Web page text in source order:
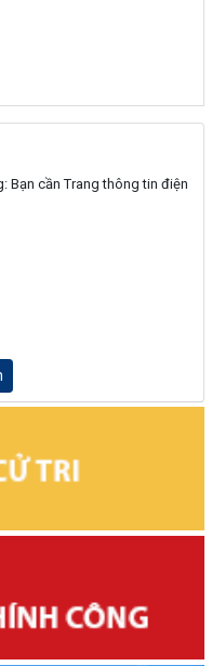
Bạn cần Trang thông tin điện
đất tại phường Buôn
sơ cấp giấy chứng nhận
cá nhân đang sử dụng
sơ mất Giấy chứng nhận